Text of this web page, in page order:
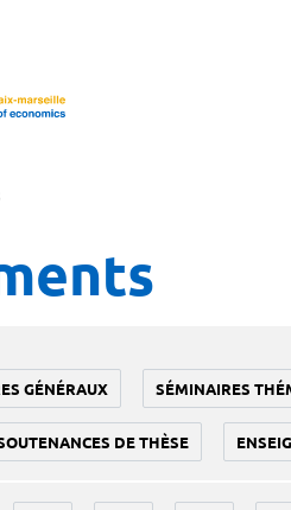
GÉNÉRAUX SÉMINAIRES
DE THÈSE